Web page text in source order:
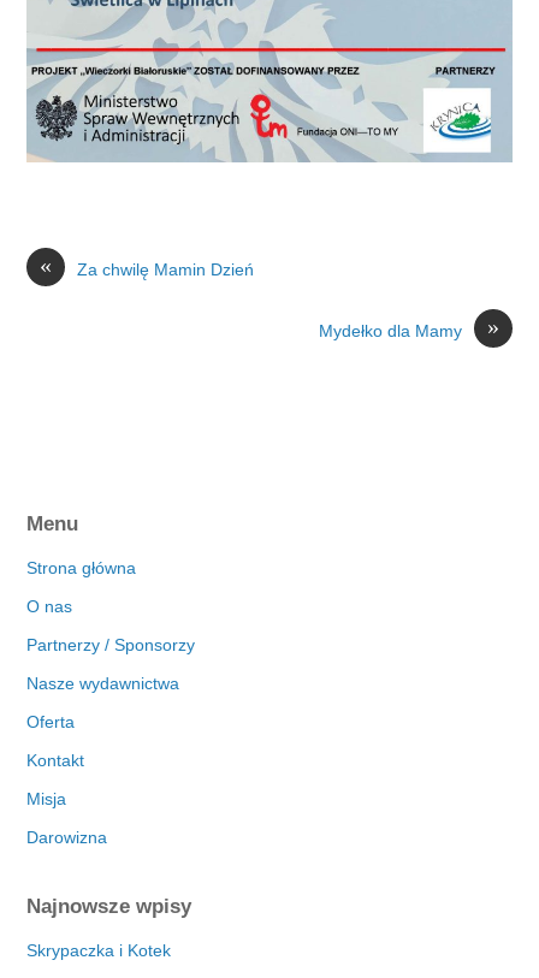
« Za chwilę Mamin Dzień
»
Mydełko dla Mamy
Menu
Strona główna
O nas
Partnerzy / Sponsorzy
Nasze wydawnictwa
Oferta
Kontakt
Misja
Darowizna
Najnowsze wpisy
Skrypaczka i Kotek